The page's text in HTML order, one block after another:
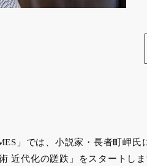
」では、小説家・長者町岬氏
近代化の蹉跌」をスタートし